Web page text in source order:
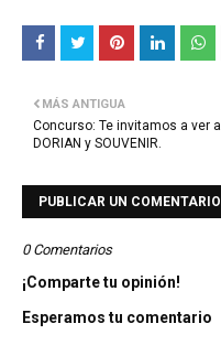
MÁS ANTIGUA
Concurso: Te invitamos a ver a
DORIAN y SOUVENIR.
PUBLICAR UN COMENTARIO
0 Comentarios
¡Comparte tu opinión!
Esperamos tu comentario